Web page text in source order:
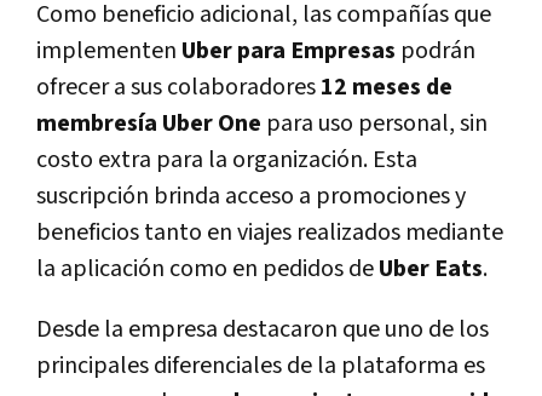
Como beneficio adicional, las compañías que
implementen Uber para Empresas podrán
ofrecer a sus colaboradores12 meses de
membresía Uber One para uso personal, sin
costo extra para la organización. Esta
suscripción brinda acceso a promociones y
beneficios tanto en viajes realizados mediante
la aplicación como en pedidos deUber Eats.
Desde la empresa destacaron que uno de los
principales diferenciales de la plataforma es